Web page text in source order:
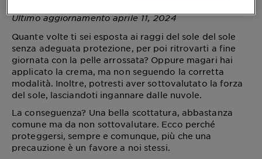
Ultimo aggiornamento aprile 11, 2024
Quante volte ti sei esposta ai raggi del sole del sole
senza adeguata protezione, per poi ritrovarti a fine
giornata con la pelle arrossata? Oppure magari hai
applicato la crema, ma non seguendo la corretta
modalità. Inoltre, potresti aver sottovalutato la forza
del sole, lasciandoti ingannare dalle nuvole.
La conseguenza? Una bella scottatura, abbastanza
comune ma da non sottovalutare. Ecco perché
proteggersi, sempre e comunque, più che una
precauzione è un favore a noi stessi.